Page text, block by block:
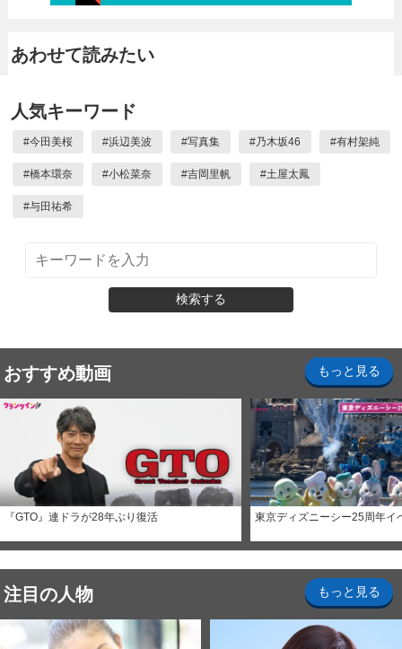
あわせて読みたい
人気キーワード
#今田美桜 #浜辺美波 #写真集 #乃木坂46 #有村架純
#橋本環奈 #小松菜奈 #吉岡里帆 #土屋太鳳
#与田祐希
検索する
おすすめ動画 もっと見る
『GTO』連ドラが28年ぶり復活 東京ディズニーシー25周年イ
注目の人物 もっと見る